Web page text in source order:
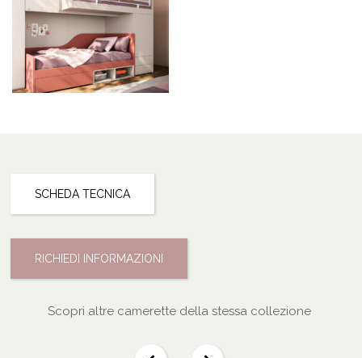
SCHEDA TECNICA
RICHIEDI INFORMAZIONI
Scopri altre camerette della stessa collezione